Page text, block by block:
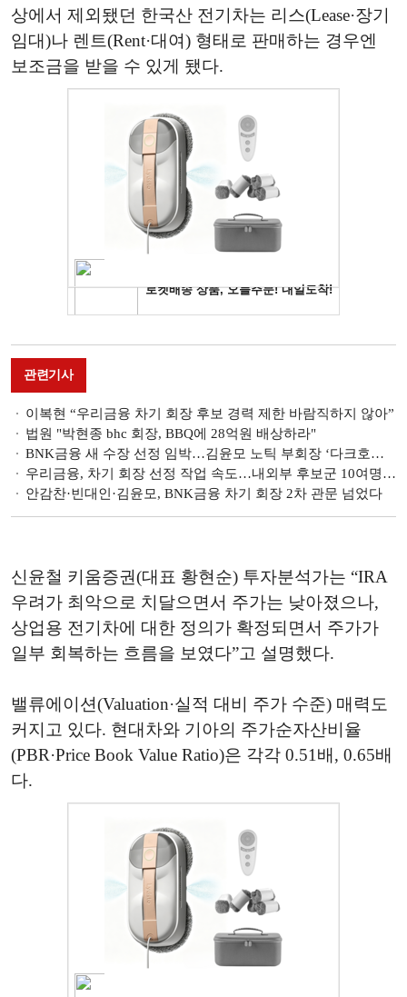
상에서 제외됐던 한국산 전기차는 리스(Lease·장기
임대)나 렌트(Rent·대여) 형태로 판매하는 경우엔
보조금을 받을 수 있게 됐다.
관련기사
이복현 “우리금융 차기 회장 후보 경력 제한 바람직하지 않아”
법원 "박현종 bhc 회장, BBQ에 28억원 배상하라"
BNK금융 새 수장 선정 임박…김윤모 노틱 부회장 ‘다크호스’ 부상
우리금융, 차기 회장 선정 작업 속도…내외부 후보군 10여명 추린다
안감찬·빈대인·김윤모, BNK금융 차기 회장 2차 관문 넘었다
신윤철 키움증권(대표 황현순) 투자분석가는 “IRA
우려가 최악으로 치달으면서 주가는 낮아졌으나,
상업용 전기차에 대한 정의가 확정되면서 주가가
일부 회복하는 흐름을 보였다”고 설명했다.
밸류에이션(Valuation·실적 대비 주가 수준) 매력도
커지고 있다. 현대차와 기아의 주가순자산비율
(PBR·Price Book Value Ratio)은 각각 0.51배, 0.65배
다.